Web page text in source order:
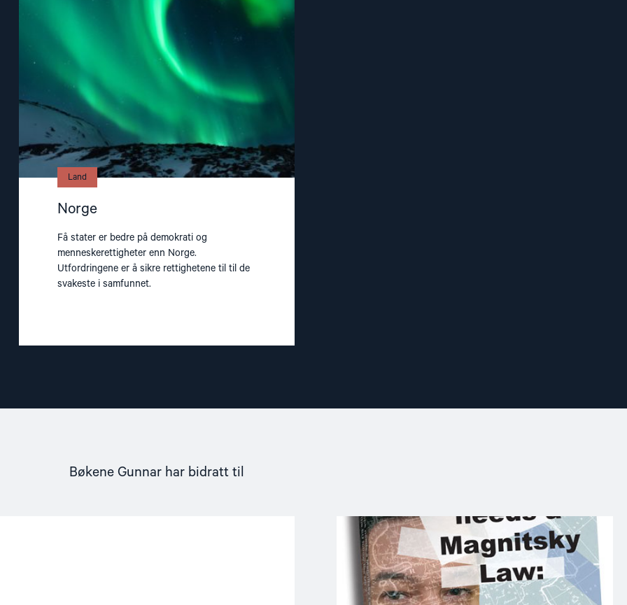
Land
Norge
Få stater er bedre på demokrati og
menneskerettigheter enn Norge.
Utfordringene er å sikre rettighetene til til de
svakeste i samfunnet.
Bøkene Gunnar har bidratt til
Read
"Why
Europe
needs
a
Magnitsky